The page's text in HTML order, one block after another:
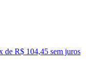
de R$ 104,45 sem juros